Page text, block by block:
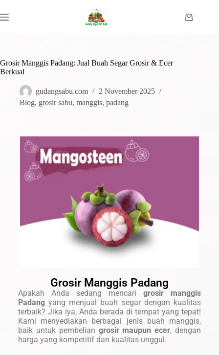
Grosir Manggis Padang: Jual Buah Segar Grosir & Ecer
Berkual
gudangsabu.com
2 November 2025
Blog, grosir sabu, manggis, padang
Grosir Manggis Padang
Apakah Anda sedang mencarigrosir manggis
Padangyang menjual buah segar dengan kualitas
terbaik? Jika iya, Anda berada di tempat yang tepat!
Kami menyediakan berbagai jenis buah manggis,
baik untuk pembelian grosir maupun ecer, dengan
harga yang kompetitif dan kualitas unggul.